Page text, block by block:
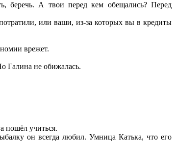
беречь. А твои перед кем обещались? Перед
или ваши, из-за которых вы в кредиты
врежет.
Галина не обижалась.
пошёл учиться.
он всегда любил. Умница Катька, что его